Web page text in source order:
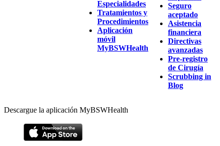
Especialidades
Tratamientos y
Procedimientos
Aplicación
móvil
MyBSWHealth
Seguro
aceptado
Asistencia
financiera
Directivas
avanzadas
Pre-registro
de Cirugía
Scrubbing in
Blog
Descargue la aplicación MyBSWHealth